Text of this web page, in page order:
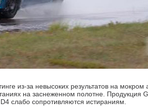
из-за невысоких результатов на мокром
на заснеженном полотне. Продукция
слабо сопротивляются истираниям.